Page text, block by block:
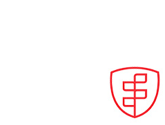
studenty